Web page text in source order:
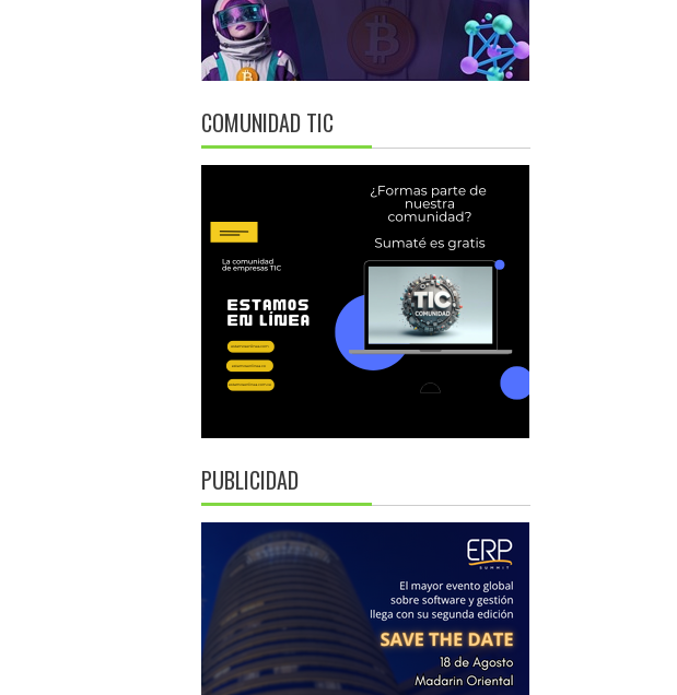
COMUNIDAD TIC
PUBLICIDAD